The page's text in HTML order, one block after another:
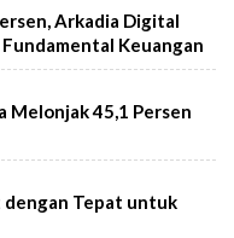
Arkadia Digital
Keuangan
Melonjak 45,1 Persen
dengan Tepat untuk